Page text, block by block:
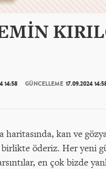
14:58 GÜNCELLEME 17.09.2024
haritasında, kan ve
öderiz. Her yeni
en çok bizde